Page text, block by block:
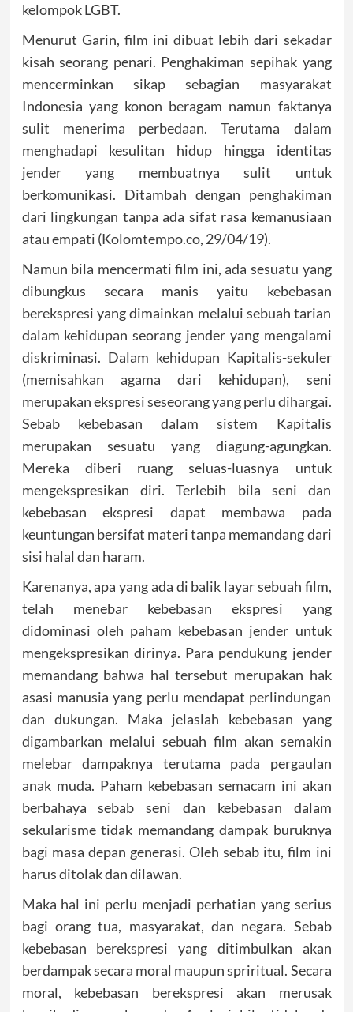
kelompok LGBT.
Menurut Garin, film ini dibuat lebih dari sekadar
kisah seorang penari. Penghakiman sepihak yang
mencerminkan sikap sebagian masyarakat
Indonesia yang konon beragam namun faktanya
sulit menerima perbedaan. Terutama dalam
menghadapi kesulitan hidup hingga identitas
jender yang membuatnya sulit untuk
berkomunikasi. Ditambah dengan penghakiman
dari lingkungan tanpa ada sifat rasa kemanusiaan
atau empati (Kolomtempo.co, 29/04/19).
Namun bila mencermati film ini, ada sesuatu yang
dibungkus secara manis yaitu kebebasan
berekspresi yang dimainkan melalui sebuah tarian
dalam kehidupan seorang jender yang mengalami
diskriminasi. Dalam kehidupan Kapitalis-sekuler
(memisahkan agama dari kehidupan), seni
merupakan ekspresi seseorang yang perlu dihargai.
Sebab kebebasan dalam sistem Kapitalis
merupakan sesuatu yang diagung-agungkan.
Mereka diberi ruang seluas-luasnya untuk
mengekspresikan diri. Terlebih bila seni dan
kebebasan ekspresi dapat membawa pada
keuntungan bersifat materi tanpa memandang dari
sisi halal dan haram.
Karenanya, apa yang ada di balik layar sebuah film,
telah menebar kebebasan ekspresi yang
didominasi oleh paham kebebasan jender untuk
mengekspresikan dirinya. Para pendukung jender
memandang bahwa hal tersebut merupakan hak
asasi manusia yang perlu mendapat perlindungan
dan dukungan. Maka jelaslah kebebasan yang
digambarkan melalui sebuah film akan semakin
melebar dampaknya terutama pada pergaulan
anak muda. Paham kebebasan semacam ini akan
berbahaya sebab seni dan kebebasan dalam
sekularisme tidak memandang dampak buruknya
bagi masa depan generasi. Oleh sebab itu, film ini
harus ditolak dan dilawan.
Maka hal ini perlu menjadi perhatian yang serius
bagi orang tua, masyarakat, dan negara. Sebab
kebebasan berekspresi yang ditimbulkan akan
berdampak secara moral maupun spriritual. Secara
moral, kebebasan berekspresi akan merusak